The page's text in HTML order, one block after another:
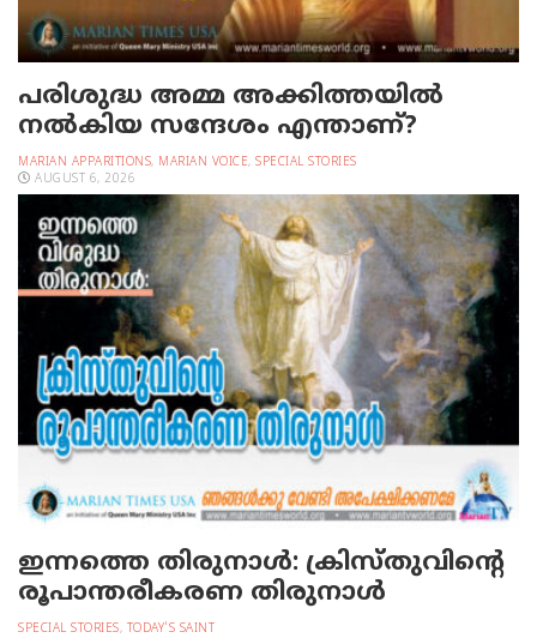
പരിശുദ്ധ അമ്മ അക്കിത്തയില്‍
നല്‍കിയ സന്ദേശം എന്താണ്?
MARIAN APPARITIONS, MARIAN VOICE, SPECIAL STORIES
AUGUST 6, 2026
ഇന്നത്തെ തിരുനാള്‍: ക്രിസ്തുവിന്റെ
രൂപാന്തരീകരണ തിരുനാള്‍
SPECIAL STORIES, TODAY'S SAINT